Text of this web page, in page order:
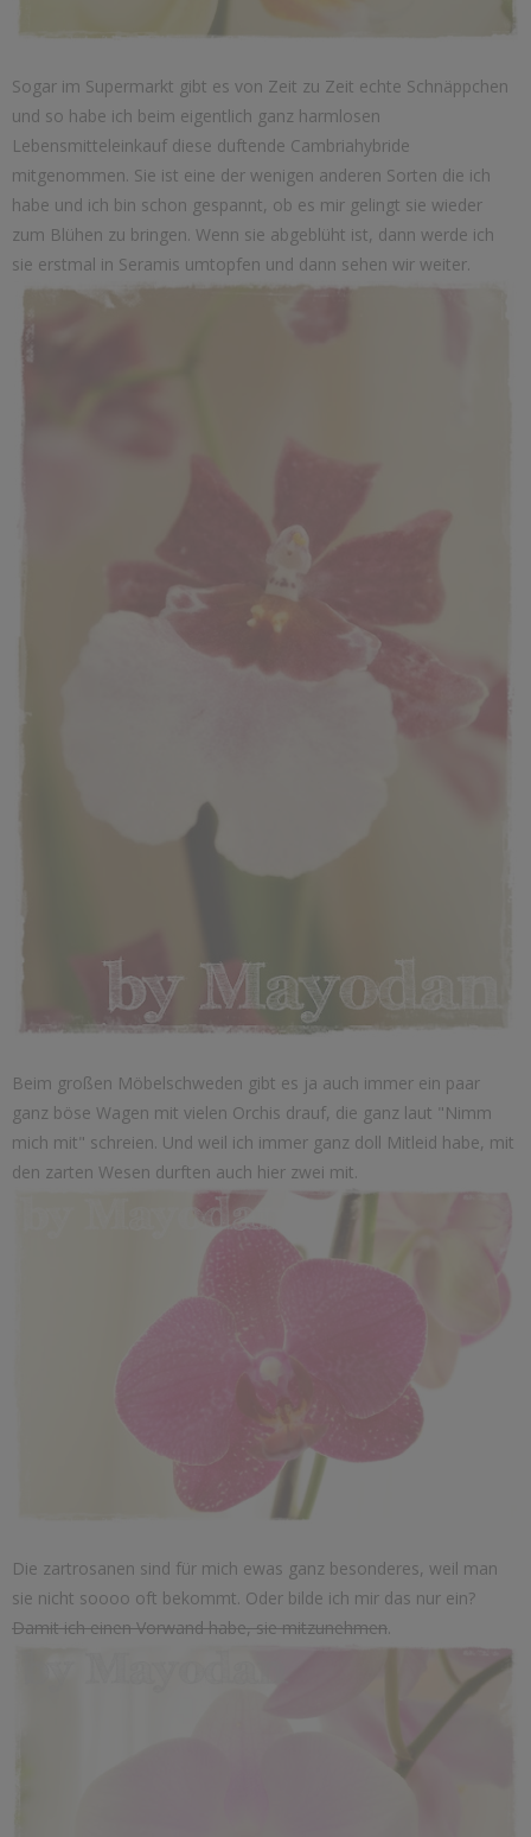
Sogar im Supermarkt gibt es von Zeit zu Zeit echte Schnäppchen
und so habe ich beim eigentlich ganz harmlosen
Lebensmitteleinkauf diese duftende Cambriahybride
mitgenommen. Sie ist eine der wenigen anderen Sorten die ich
habe und ich bin schon gespannt, ob es mir gelingt sie wieder
zum Blühen zu bringen. Wenn sie abgeblüht ist, dann werde ich
sie erstmal in Seramis umtopfen und dann sehen wir weiter.
Beim großen Möbelschweden gibt es ja auch immer ein paar
ganz böse Wagen mit vielen Orchis drauf, die ganz laut "Nimm
mich mit" schreien. Und weil ich immer ganz doll Mitleid habe, mit
den zarten Wesen durften auch hier zwei mit.
Die zartrosanen sind für mich ewas ganz besonderes, weil man
sie nicht soooo oft bekommt. Oder bilde ich mir das nur ein?
Damit ich einen Vorwand habe, sie mitzunehmen.